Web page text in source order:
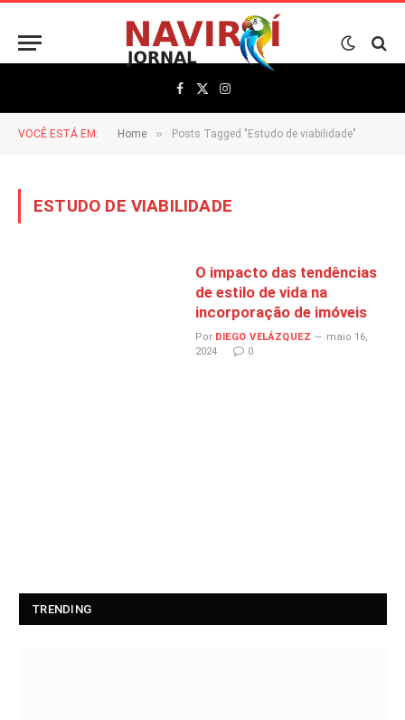
Facebook
X
(Twitter)
Instagram
VOCÊ ESTÁ EM: Home » Posts Tagged "Estudo de viabilidade"
ESTUDO DE VIABILIDADE
O impacto das tendências
de estilo de vida na
incorporação de imóveis
Por DIEGO VELÁZQUEZ
maio 16,
2024
0
TRENDING